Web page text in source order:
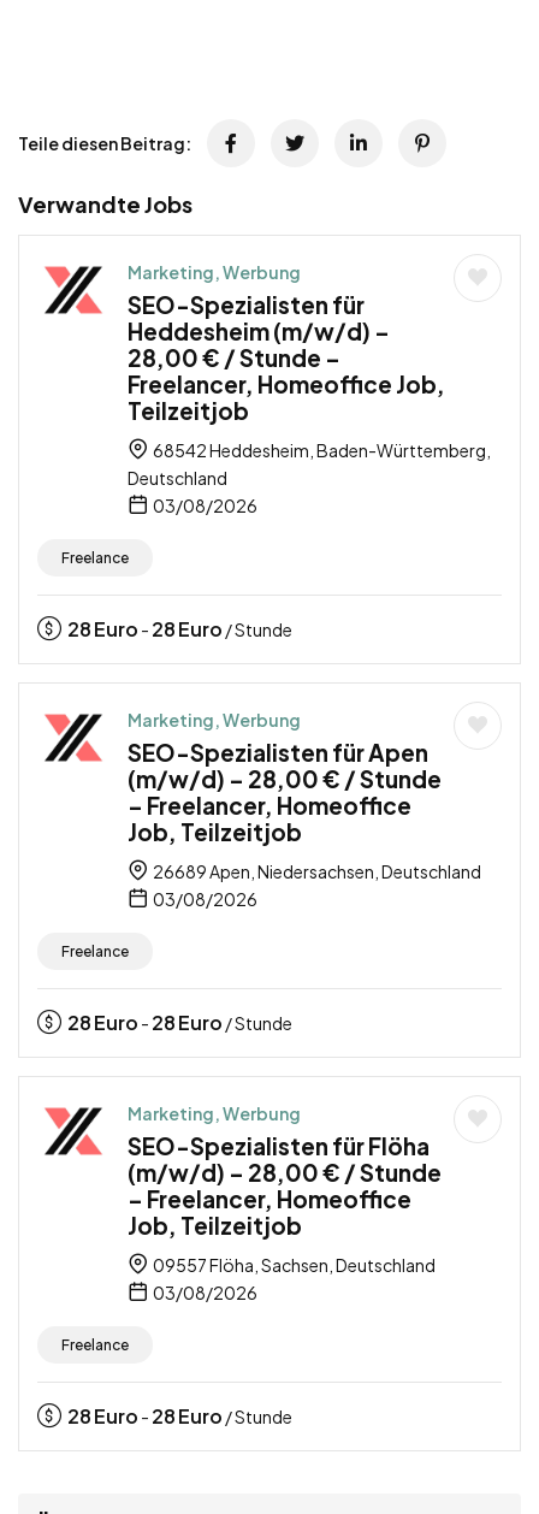
Teile diesen Beitrag:
Verwandte Jobs
Marketing, Werbung
SEO-Spezialisten für
Heddesheim (m/w/d) –
28,00 € / Stunde –
Freelancer, Homeoffice Job,
Teilzeitjob
68542 Heddesheim, Baden-Württemberg,
Deutschland
03/08/2026
Freelance
28Euro - 28Euro / Stunde
Marketing, Werbung
SEO-Spezialisten für Apen
(m/w/d) – 28,00 € / Stunde
– Freelancer, Homeoffice
Job, Teilzeitjob
26689 Apen, Niedersachsen, Deutschland
03/08/2026
Freelance
28Euro - 28Euro / Stunde
Marketing, Werbung
SEO-Spezialisten für Flöha
(m/w/d) – 28,00 € / Stunde
– Freelancer, Homeoffice
Job, Teilzeitjob
09557 Flöha, Sachsen, Deutschland
03/08/2026
Freelance
28Euro - 28Euro / Stunde